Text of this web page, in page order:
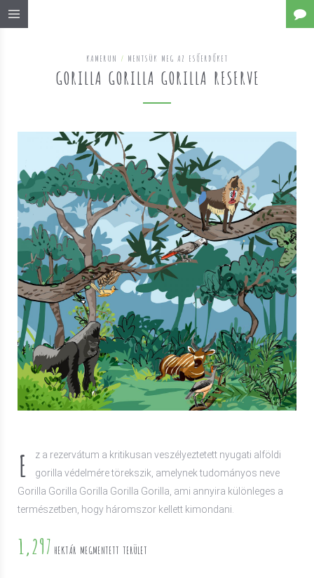
KAMERUN / MENTSÜK MEG AZ ESŐERDŐKET
GORILLA GORILLA GORILLA RESERVE
E
z a rezervátum a kritikusan veszélyeztetett nyugati alföldi
gorilla védelmére törekszik, amelynek tudományos neve
Gorilla Gorilla Gorilla Gorilla Gorilla, ami annyira különleges a
természetben, hogy háromszor kellett kimondani.
1,297 HEKTÁR MEGMENTETT TERÜLET